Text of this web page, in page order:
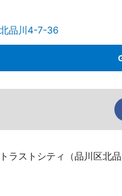
品川4-7-36
ラストシティ（品川区北